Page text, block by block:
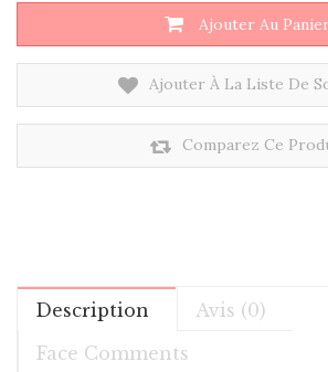
Ajouter Au
Ajouter À La Liste De
Comparez Ce
Description
Avis (0)
Face Comments